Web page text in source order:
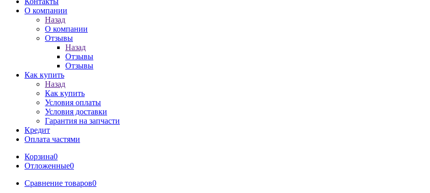
О компании
Назад
О компании
Отзывы
Назад
Отзывы
Отзывы
Как купить
Назад
Как купить
Условия оплаты
Условия доставки
Гарантия на запчасти
Кредит
Оплата частями
Корзина0
Отложенные0
Сравнение товаров0